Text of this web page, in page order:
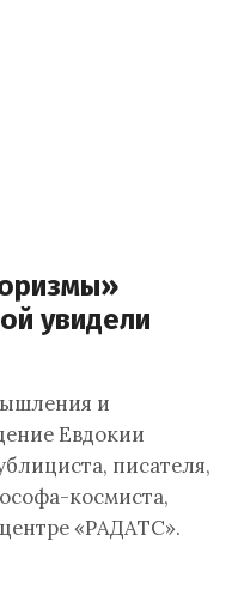
увидели
и
Евдокии
писателя,
космиста,
«РАДАТС».